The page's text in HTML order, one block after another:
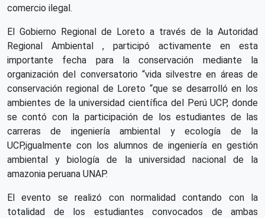
comercio ilegal.
El Gobierno Regional de Loreto a través de la Autoridad
Regional Ambiental , participó activamente en esta
importante fecha para la conservación mediante la
organización del conversatorio “vida silvestre en áreas de
conservación regional de Loreto “que se desarrolló en los
ambientes de la universidad científica del Perú UCP, donde
se contó con la participación de los estudiantes de las
carreras de ingeniería ambiental y ecología de la
UCP,igualmente con los alumnos de ingeniería en gestión
ambiental y biología de la universidad nacional de la
amazonia peruana UNAP.
El evento se realizó con normalidad contando con la
totalidad de los estudiantes convocados de ambas